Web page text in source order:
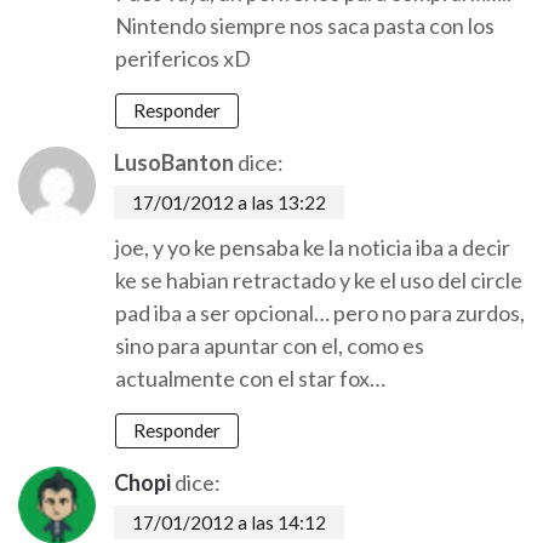
Nintendo siempre nos saca pasta con los
perifericos xD
Responder
LusoBanton dice:
17/01/2012 a las 13:22
joe, y yo ke pensaba ke la noticia iba a decir
ke se habian retractado y ke el uso del circle
pad iba a ser opcional… pero no para zurdos,
sino para apuntar con el, como es
actualmente con el star fox…
Responder
Chopidice:
17/01/2012 a las 14:12